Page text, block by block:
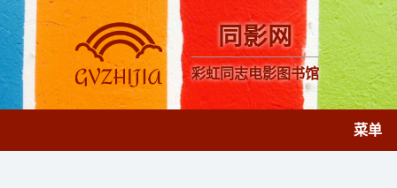
同影网
彩虹同志电影图书馆
菜单